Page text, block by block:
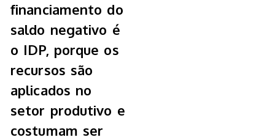
financiamento do
saldo negativo é
o IDP, porque os
recursos são
aplicados no
setor produtivo e
costumam ser